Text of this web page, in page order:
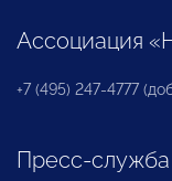
Ассоциация
+7 (495) 247-4777
Пресс-служба